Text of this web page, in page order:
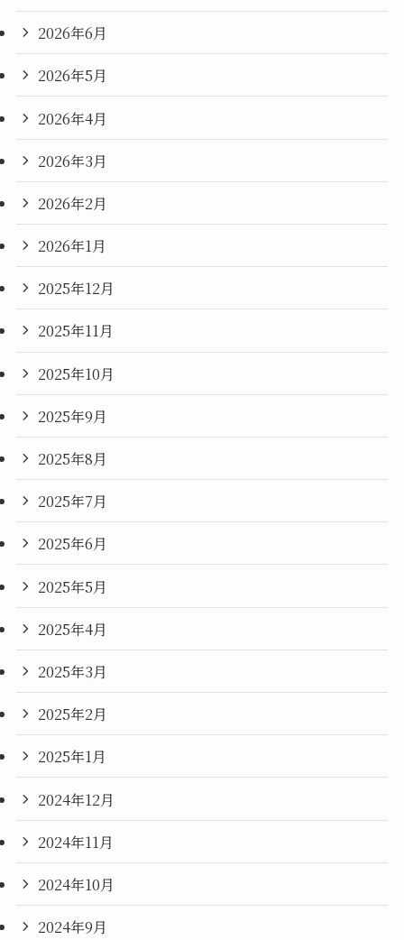
2026年6月
2026年5月
2026年4月
2026年3月
2026年2月
2026年1月
2025年12月
2025年11月
2025年10月
2025年9月
2025年8月
2025年7月
2025年6月
2025年5月
2025年4月
2025年3月
2025年2月
2025年1月
2024年12月
2024年11月
2024年10月
2024年9月